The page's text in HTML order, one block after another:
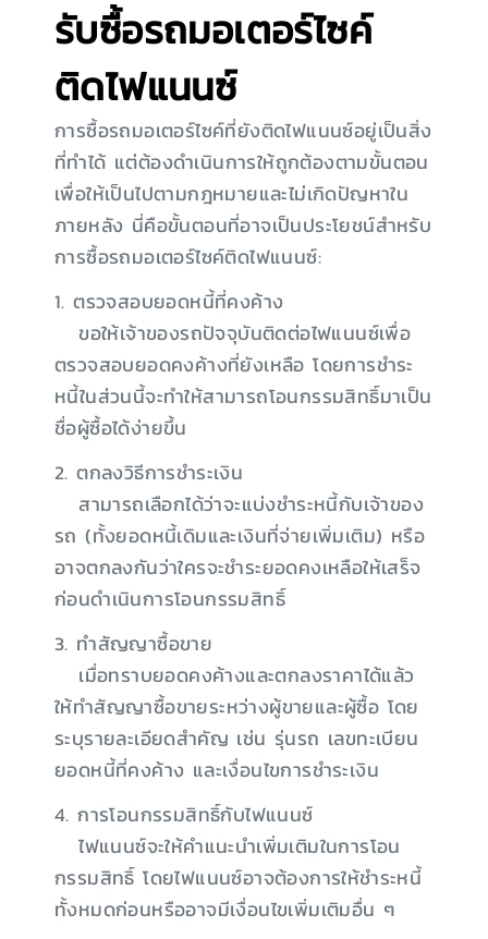
รับซื้อรถมอเตอร์ไซค์
ติดไฟแนนซ์
การซื้อรถมอเตอร์ไซค์ที่ยังติดไฟแนนซ์อยู่เป็นสิ่ง
ที่ทำได้ แต่ต้องดำเนินการให้ถูกต้องตามขั้นตอน
เพื่อให้เป็นไปตามกฎหมายและไม่เกิดปัญหาใน
ภายหลัง นี่คือขั้นตอนที่อาจเป็นประโยชน์สำหรับ
การซื้อรถมอเตอร์ไซค์ติดไฟแนนซ์:
1. ตรวจสอบยอดหนี้ที่คงค้าง
ขอให้เจ้าของรถปัจจุบันติดต่อไฟแนนซ์เพื่อ
ตรวจสอบยอดคงค้างที่ยังเหลือ โดยการชำระ
หนี้ในส่วนนี้จะทำให้สามารถโอนกรรมสิทธิ์มาเป็น
ชื่อผู้ซื้อได้ง่ายขึ้น
2. ตกลงวิธีการชำระเงิน
สามารถเลือกได้ว่าจะแบ่งชำระหนี้กับเจ้าของ
รถ (ทั้งยอดหนี้เดิมและเงินที่จ่ายเพิ่มเติม) หรือ
อาจตกลงกันว่าใครจะชำระยอดคงเหลือให้เสร็จ
ก่อนดำเนินการโอนกรรมสิทธิ์
3. ทำสัญญาซื้อขาย
เมื่อทราบยอดคงค้างและตกลงราคาได้แล้ว
ให้ทำสัญญาซื้อขายระหว่างผู้ขายและผู้ซื้อ โดย
ระบุรายละเอียดสำคัญ เช่น รุ่นรถ เลขทะเบียน
ยอดหนี้ที่คงค้าง และเงื่อนไขการชำระเงิน
4. การโอนกรรมสิทธิ์กับไฟแนนซ์
ไฟแนนซ์จะให้คำแนะนำเพิ่มเติมในการโอน
กรรมสิทธิ์ โดยไฟแนนซ์อาจต้องการให้ชำระหนี้
ทั้งหมดก่อนหรืออาจมีเงื่อนไขเพิ่มเติมอื่น ๆ